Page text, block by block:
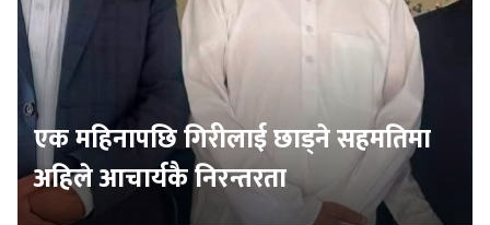
एक महिनापछि गिरीलाई छाड्ने सहमतिमा
अहिले आचार्यकै निरन्तरता